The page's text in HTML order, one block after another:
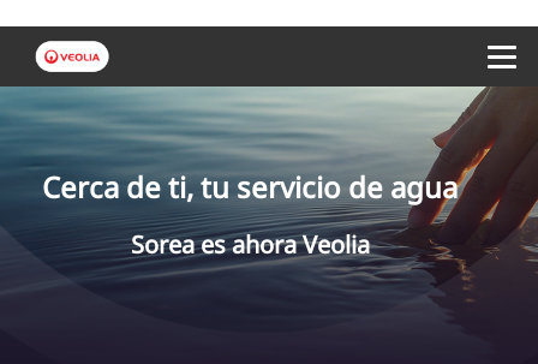
Cerca de ti, tu servicio de agua
Sorea es ahora Veolia